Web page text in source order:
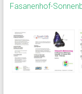
Fasanenhof-